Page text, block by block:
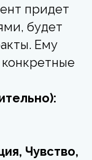
придет
будет
Ему
Чувство,